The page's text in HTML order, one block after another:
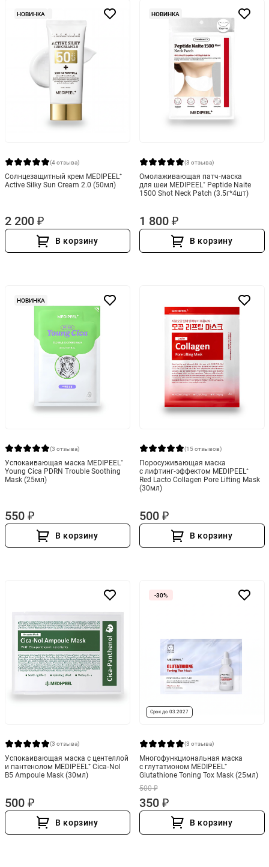
НОВИНКА
(4 отзыва)
Солнцезащитный крем MEDIPEEL⁺
Active Silky Sun Cream 2.0 (50мл)
2 200 ₽
В корзину
НОВИНКА
(3 отзыва)
Омолаживающая патч‑маска
для шеи MEDIPEEL⁺ Peptide Naite
1500 Shot Neck Patch (3.5г*4шт)
1 800 ₽
В корзину
НОВИНКА
(3 отзыва)
Успокаивающая маска MEDIPEEL⁺
Young Cica PDRN Trouble Soothing
Mask (25мл)
550 ₽
В корзину
(15 отзывов)
Поросуживающая маска
с лифтинг‑эффектом MEDIPEEL⁺
Red Lacto Collagen Pore Lifting Mask
(30мл)
500 ₽
В корзину
(3 отзыва)
Успокаивающая маска с центеллой
и пантенолом MEDIPEEL⁺ Cica‑Nol
B5 Ampoule Mask (30мл)
500 ₽
В корзину
-30%
Срок до 03.2027
(3 отзыва)
Многофункциональная маска
с глутатионом MEDIPEEL⁺
Glutathione Toning Tox Mask (25мл)
500 ₽
350 ₽
В корзину